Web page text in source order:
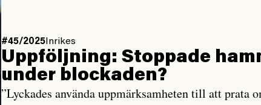
#45/2025Inrikes
Uppföljning: Stoppade
under blockaden?
”Lyckades använda uppmärksamheten till att prata